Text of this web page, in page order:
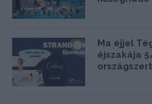
Ma éjjel
éjszakája